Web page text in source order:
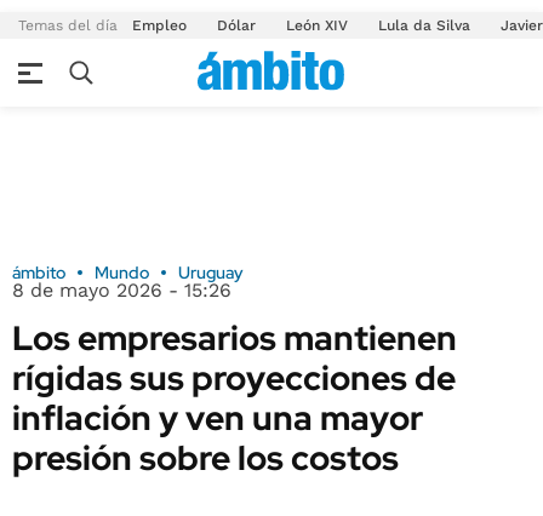
Temas del día Empleo Dólar León XIV Lula da Silva
ámbito Mundo Uruguay
8 de mayo 2026 - 15:26
Los empresarios mantienen
rígidas sus proyecciones de
inflación y ven una mayor
presión sobre los costos